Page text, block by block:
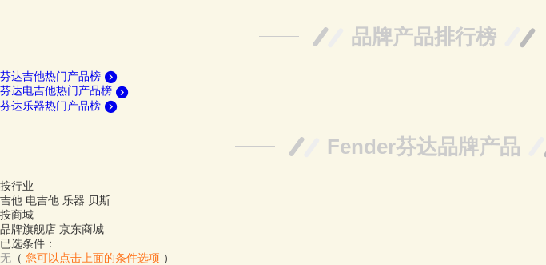
品牌产品排行榜
芬达吉他热门产品榜
芬达电吉他热门产品榜
芬达乐器热门产品榜
Fender芬达品牌产品
按行业
吉他 电吉他 乐器 贝斯
按商城
品牌旗舰店 京东商城
已选条件：
无 （ 您可以点击上面的条件选项 ）